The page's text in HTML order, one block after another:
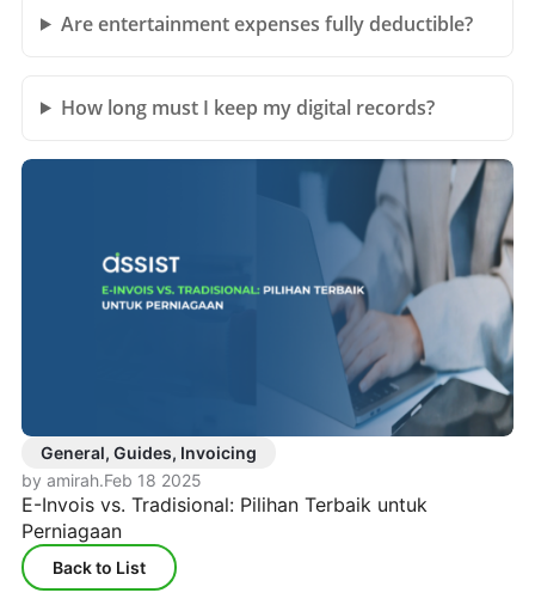
Are entertainment expenses fully deductible?
How long must I keep my digital records?
General, Guides, Invoicing
by amirah.Feb 18 2025
E-Invois vs. Tradisional: Pilihan Terbaik untuk
Perniagaan
Back to List